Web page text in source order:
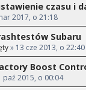
czasu i
2017, o 21:18
Subaru
» 13 cze 2013, o 22:40
Boost
paź 2015, o 00:04